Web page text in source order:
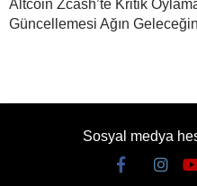
Altcoin Zcash’te Kritik
Güncellemesi Ağın
Sosyal medya